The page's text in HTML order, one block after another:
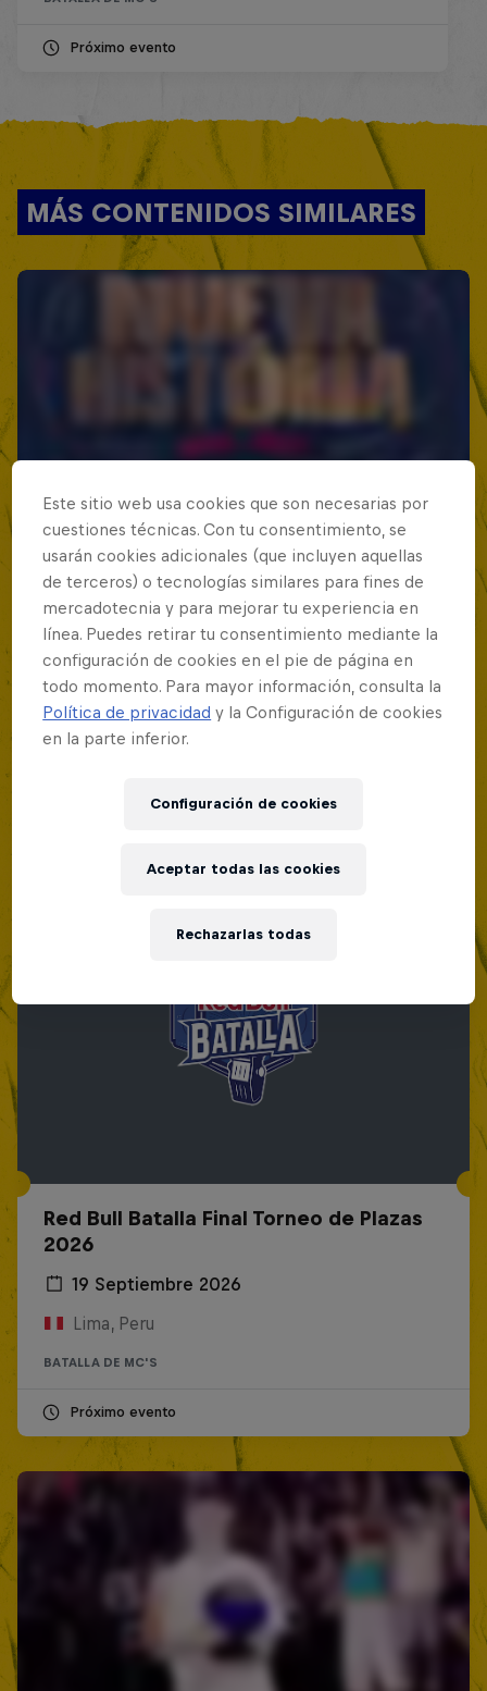
Próximo evento
MÁS CONTENIDOS SIMILARES
Red Bull Batalla Final Torneo de Plazas
2026
19 Septiembre 2026
Lima, Peru
BATALLA DE MC'S
Próximo evento
Este sitio web usa cookies que son necesarias por
cuestiones técnicas. Con tu consentimiento, se
usarán cookies adicionales (que incluyen aquellas
de terceros) o tecnologías similares para fines de
mercadotecnia y para mejorar tu experiencia en
línea. Puedes retirar tu consentimiento mediante la
configuración de cookies en el pie de página en
todo momento. Para mayor información, consulta la
Política de privacidad y la Configuración de cookies
en la parte inferior.
Configuración de cookies
Rechazarlas todas
Aceptar todas las cookies